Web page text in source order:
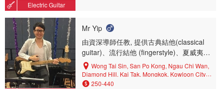
Electric Guitar
Mr Yip
由資深導師任教, 提供古典結他(classical
guitar)、流行結他 (fingerstyle)、夏威夷小
結他 (ukulele)及樂理(theory)課程 持有八
級音樂証書,作曲系文憑及有豐富教學經驗
經常在不同場合演出及舉辦活動 現於中、
Wong Tai Sin, San Po Kong, Ngau Chi Wan,
Diamond Hill, Kai Tak, Mongkok, Kowloon City,
Kwun Tong, Ngau Tau Kok, Hung Hom, Kowloon
250-440